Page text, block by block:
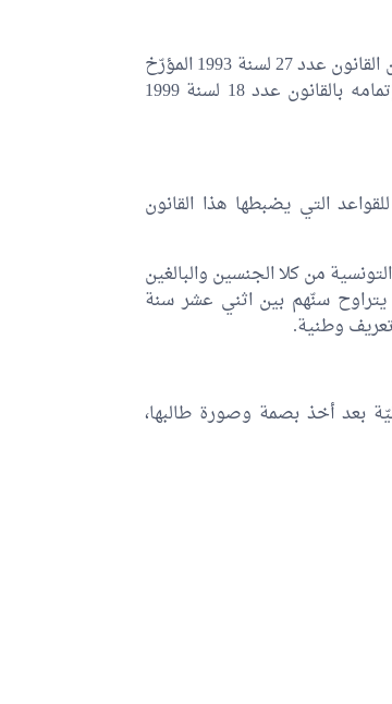
تُلغى أحكام الفصل الأول والفقرة الأولى من الفصل 2 والفصول 4 و6 و7 من القانون عدد 27 لسنة 1993 المؤرّخ
في 22 مارس 1993 المتعلّق ببطاقة التعريف الوطنية كما تم تنقيحه وإتمامه بالقانون عدد 18 لسنة 1999
التي يضبطها هذا القانون
من كلا الجنسين والبالغين
سنّهم بين اثني عشر سنة
وطنية.
بعد أخذ بصمة وصورة طالبها،